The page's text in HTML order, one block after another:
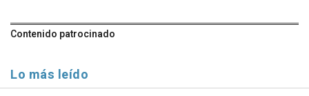
Contenido patrocinado
Lo más leído